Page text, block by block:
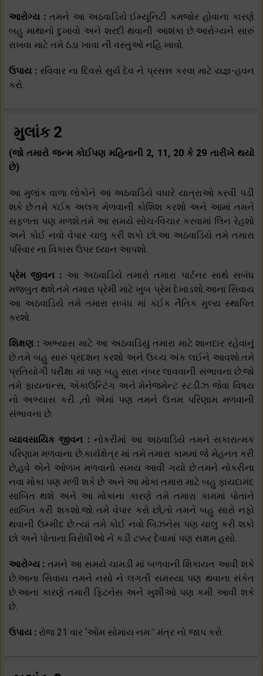
આરોગ્ય : તમને આ અઠવાડિયે ઈમ્યૂનિટી કમજોર હોવાના કારણે
બહુ માથાનો દુખાવો અને શરદી થવાની આશંકા છે.આરોગ્યને સારું
રાખવા માટે તમે ઠંડા ખાવા ની વસ્તુઓ નહિ ખાવો.
ઉપાય : રવિવાર ના દિવસે સુર્ય દેવ ને પ્રસન્ન કરવા માટે યજ્ઞ-હવન
કરો.
મુલાંક 2
(જો તમારો જન્મ કોઈપણ મહિનાની 2, 11, 20 કે 29 તારીખે થયો
છે)
આ મુલાંક વાળા લોકોને આ અઠવાડિયે વધારે યાત્રાઓ કરવી પડી
શકે છે.તમે કંઈક અલગ મેળવાની કોશિશ કરશો અને આમાં તમને
સફળતા પણ મળશે.તમે આ સમયે સોચ-વિચાર કરવામાં લિન રેહશો
અને કોઈ નવો વેપાર ચાલુ કરી શકો છો.આ અઠવાડિયે તમે તમારા
પરિવાર ના વિકાસ ઉપર ધ્યાન આપશો.
પ્રેમ જીવન : આ અઠવાડિયે તમારો તમારા પાર્ટનર સાથે સબંધ
મજબુત થશે.તમે તમારા પ્રેમી માટે ખુબ પ્રેમ દેખાડશો.આના સિવાય
આ અઠવાડિયે તમે તમારા સબંધ માં કંઈક નૈતિક મુલ્ય સ્થાપિત
કરશો.
શિક્ષણ : અભ્યાસ માટે આ અઠવાડિયું તમારા માટે શાનદાર રહેવાનું
છે.તમે બહુ સારું પ્રદશન કરશો અને ઉચ્ચ અંક લઈને આવશો.તમે
પ્રતિયોગી પરીક્ષા માં પણ બહુ સારા નંબર લાવવાની સંભાવના છે.જો
તમે ફાયનાન્સ, એકાઉન્ટિંગ અને મેનેજમેન્ટ સ્ટડીઝ જેવા વિષય
નો અભ્યાસ કરી ,તો એમાં પણ તમને ઉત્તમ પરિણામ મળવાની
સંભાવના છે.
વ્યાવસાયિક જીવન : નોકરીમાં આ અઠવાડિયે તમને સકારાત્મક
પરિણામ મળવાના છે.કાર્યક્ષેત્ર માં તમે તમારા કામમાં જે મેહનત કરી
છે,હવે એને ઓળખ મળવાનો સમય આવી ગયો છે.તમને નોકરીના
નવા મોકા પણ મળી શકે છે અને આ મોકા તમારા માટે બહુ ફાયદામંદ
સાબિત થશે અને આ મોકાના કારણે તમે તમારા કામમાં પોતાને
સાબિત કરી શકશો.જો તમે વેપાર કરો છો,તો તમને બહુ સારો નફો
થવાની ઉમ્મીદ છે.ત્યાં તમે કોઈ નવો બિઝનેસ પણ ચાલુ કરી શકો
છો અને પોતાના વિરોધીઓ ને કડી ટક્કર દેવામાં પણ સક્ષમ હસો.
આરોગ્ય : તમને આ સમયે ચામડી માં બળવાની શિકાયત આવી શકે
છે.આના સિવાય તમને નસો ને લગતી સમસ્યા પણ થવાના સંકેત
છે.આના કારણે તમારી ફિટનેસ અને ખુશીઓ પણ કમી આવી શકે
છે.
ઉપાય : રોજ 21 વાર ‘ઓમ સોમાય નમઃ’ મંત્ર નો જાપ કરો.